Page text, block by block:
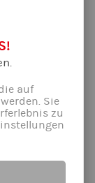
der Kurse
auf
Sie
zu